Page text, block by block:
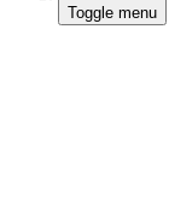
Toggle menu